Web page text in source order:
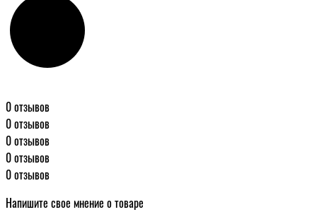
0 отзывов
0 отзывов
0 отзывов
0 отзывов
0 отзывов
Напишите свое мнение о товаре